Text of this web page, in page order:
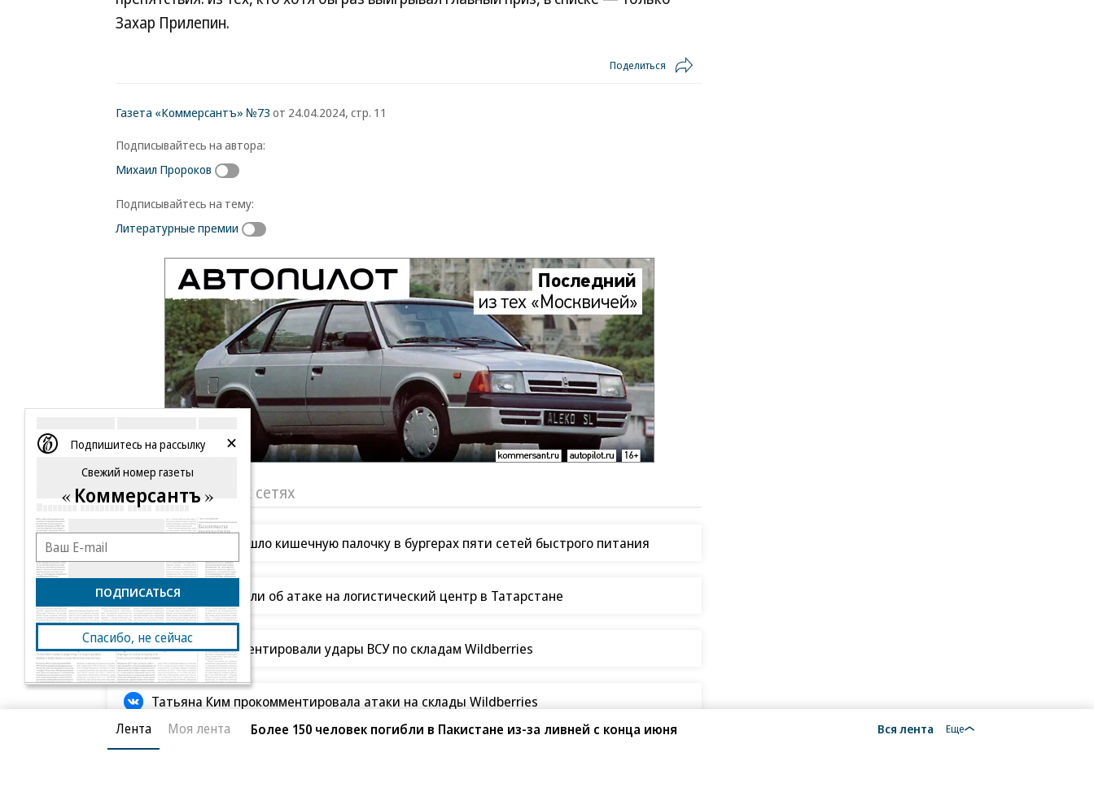
Захар Прилепин.
Поделиться
Газета «Коммерсантъ» №73 от 24.04.2024, стр. 11
Подписывайтесь на автора:
Михаил Пророков
Подписывайтесь на тему:
Литературные премии
«Ъ» в социальных сетях
Роскачество нашло кишечную палочку в бургерах пяти сетей быстрого питания
В Ozon рассказали об атаке на логистический центр в Татарстане
В ООН прокомментировали удары ВСУ по складам Wildberries
Татьяна Ким прокомментировала атаки на склады Wildberries
Лента Моя лента Более 150 человек погибли в Пакистане из-за ливней с конца июня Вся лента Еще
Подпишитесь на рассылку
Свежий номер газеты
Коммерсантъ
ПОДПИСАТЬСЯ
Спасибо, не сейчас